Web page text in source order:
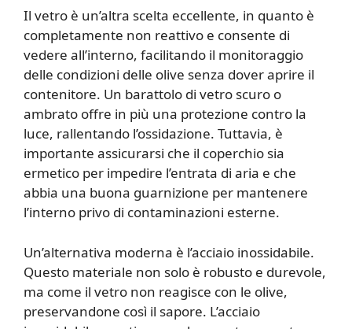
Il vetro è un’altra scelta eccellente, in quanto è
completamente non reattivo e consente di
vedere all’interno, facilitando il monitoraggio
delle condizioni delle olive senza dover aprire il
contenitore. Un barattolo di vetro scuro o
ambrato offre in più una protezione contro la
luce, rallentando l’ossidazione. Tuttavia, è
importante assicurarsi che il coperchio sia
ermetico per impedire l’entrata di aria e che
abbia una buona guarnizione per mantenere
l’interno privo di contaminazioni esterne.
Un’alternativa moderna è l’acciaio inossidabile.
Questo materiale non solo è robusto e durevole,
ma come il vetro non reagisce con le olive,
preservandone così il sapore. L’acciaio